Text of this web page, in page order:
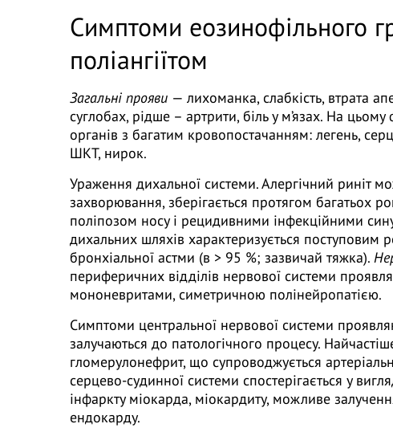
Симптоми еозинофільного
поліангіїтом
Загальні прояви — лихоманка, слабкість, втрата
суглобах, рідше – артрити, біль у м’язах. На
органів з багатим кровопостачанням: легень,
ШКТ, нирок.
Ураження дихальної системи. Алергічний риніт
захворювання, зберігається протягом багатьох
поліпозом носу і рецидивними інфекційними
дихальних шляхів характеризується поступовим
бронхіальної астми (в > 95 %; зазвичай тяжка).
периферичних відділів нервової системи
мононевритами, симетричною полінейропатією.
Симптоми центральної нервової системи
залучаються до патологічного процесу.
гломерулонефрит, що супроводжується
серцево-судинної системи спостерігається у
інфаркту міокарда, міокардиту, можливе
ендокарду.